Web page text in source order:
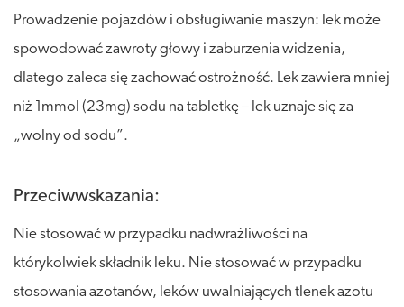
Prowadzenie pojazdów i obsługiwanie maszyn: lek może
spowodować zawroty głowy i zaburzenia widzenia,
dlatego zaleca się zachować ostrożność. Lek zawiera mniej
niż 1mmol (23mg) sodu na tabletkę – lek uznaje się za
„wolny od sodu”.
Przeciwwskazania:
Nie stosować w przypadku nadwrażliwości na
którykolwiek składnik leku. Nie stosować w przypadku
stosowania azotanów, leków uwalniających tlenek azotu